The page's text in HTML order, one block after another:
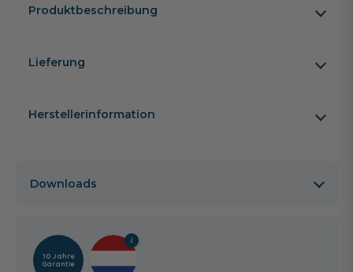
Produktbeschreibung
Lieferung
Herstellerinformation
Downloads
10 Jahre
Garantie